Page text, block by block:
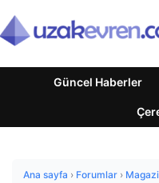
Güncel Haberler
Ana sayfa › Forumlar ›